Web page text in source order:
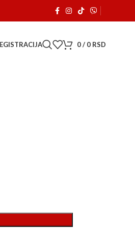
0/ 0 RSD